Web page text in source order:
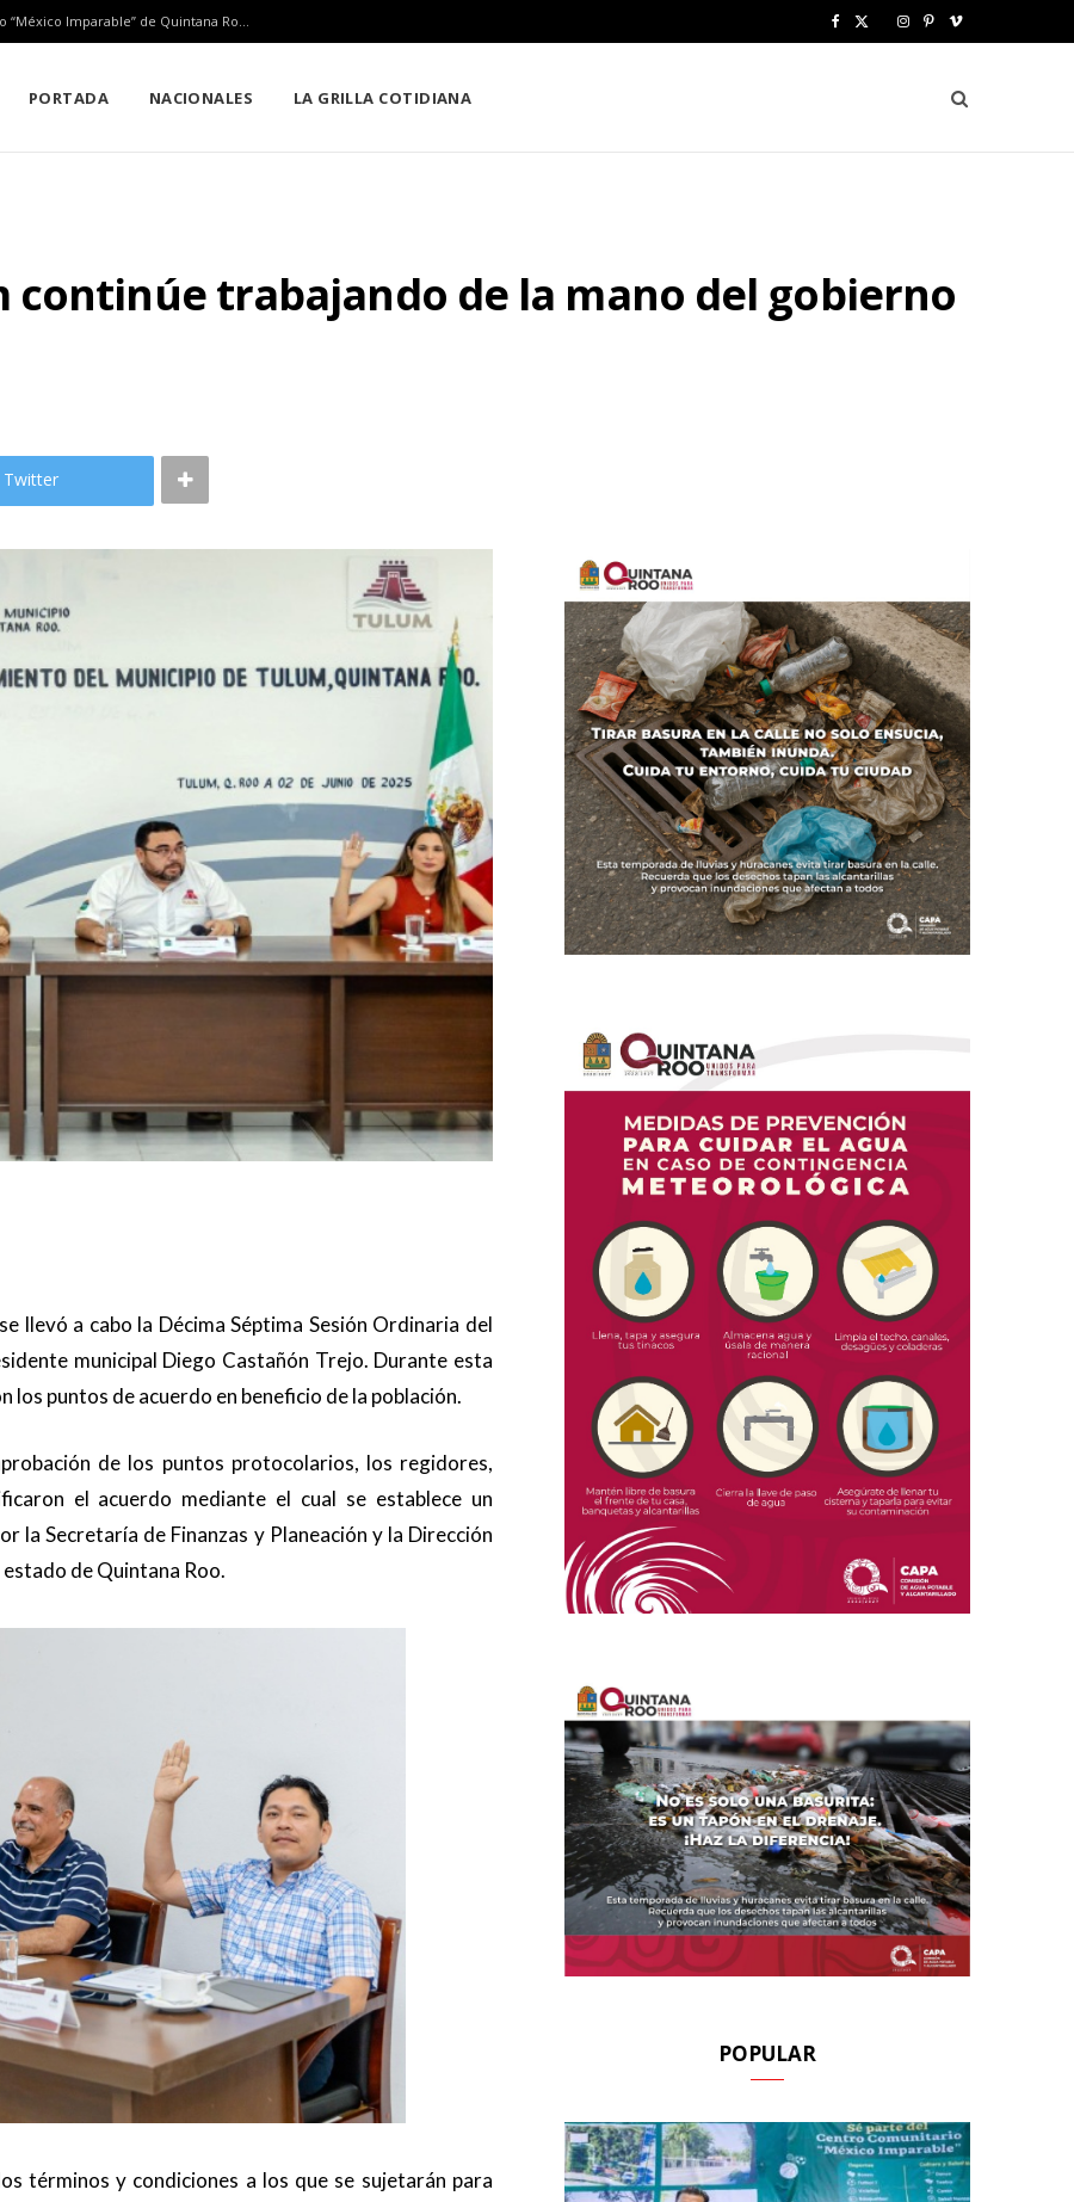
Playa del Carmen tendrá el primer Centro Comunitario “México Imparable” de Quintana Roo: Mara Lezama
e w
I
t
P
t
V
m
e
PORTADA NACIONALES LA GRILLA COTIDIANA
continúe trabajando de la mano del gobierno
Twitter
llevó a cabo la Décima Séptima Sesión Ordinaria del
municipal Diego Castañón Trejo. Durante esta
puntos de acuerdo en beneficio de la población.
de los puntos protocolarios, los regidores,
el acuerdo mediante el cual se establece un
la Secretaría de Finanzas y Planeación y la Dirección
de Quintana Roo.
términos y condiciones a los que se sujetarán para
POPULAR